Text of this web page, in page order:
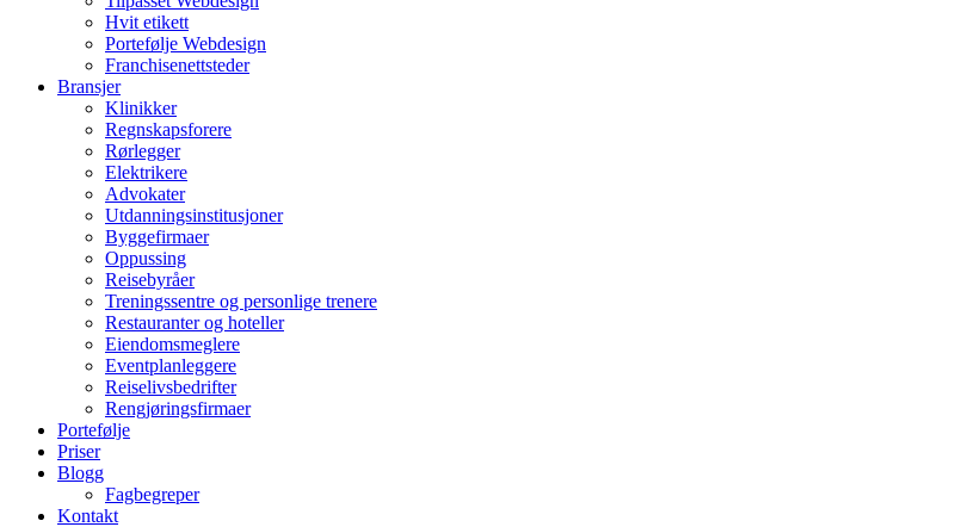
Hvit etikett
Portefølje Webdesign
Franchisenettsteder
Bransjer
Klinikker
Regnskapsforere
Rørlegger
Elektrikere
Advokater
Utdanningsinstitusjoner
Byggefirmaer
Oppussing
Reisebyråer
Treningssentre og personlige trenere
Restauranter og hoteller
Eiendomsmeglere
Eventplanleggere
Reiselivsbedrifter
Rengjøringsfirmaer
Portefølje
Priser
Blogg
Fagbegreper
Kontakt